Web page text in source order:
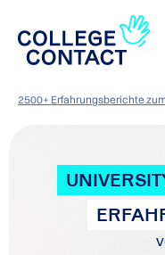
2500+ Erfahrungsberichte